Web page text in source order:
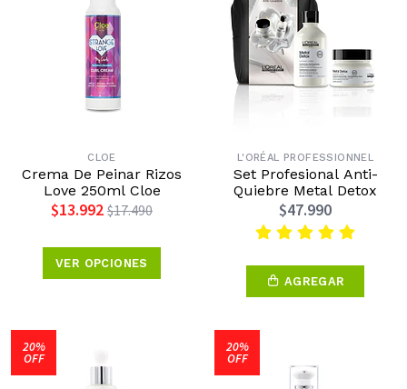
CLOE
Crema De Peinar Rizos
Love 250ml Cloe
$13.992 $17.490
VER OPCIONES
L'ORÉAL PROFESSIONNEL
Set Profesional Anti-
Quiebre Metal Detox
$47.990
AGREGAR
20%
OFF
20%
OFF